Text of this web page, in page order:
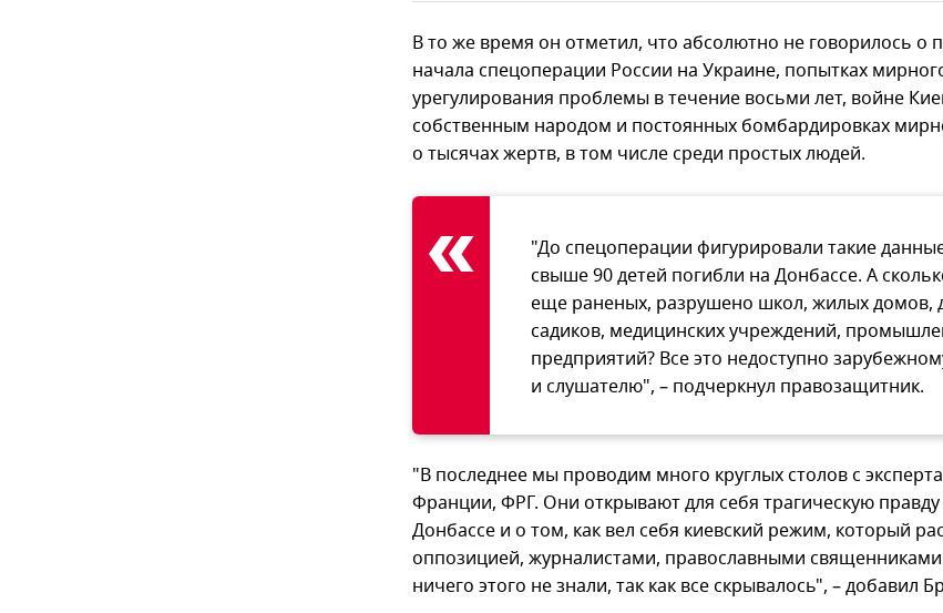
В то же время он отметил, что абсолютно не говорилось о
начала спецоперации России на Украине, попытках
урегулирования проблемы в течение восьми лет, войне
собственным народом и постоянных бомбардировках
о тысячах жертв, в том числе среди простых людей.
"До спецоперации фигурировали такие
свыше 90 детей погибли на Донбассе. А
еще раненых, разрушено школ, жилых домов,
садиков, медицинских учреждений,
предприятий? Все это недоступно
и слушателю", – подчеркнул правозащитник.
"В последнее мы проводим много круглых столов с
Франции, ФРГ. Они открывают для себя трагическую
Донбассе и о том, как вел себя киевский режим, который
оппозицией, журналистами, православными
ничего этого не знали, так как все скрывалось", – добавил